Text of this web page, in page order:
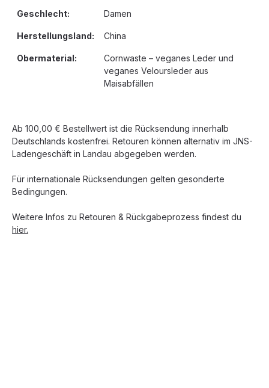
Geschlecht: Damen
Herstellungsland: China
Obermaterial:
Cornwaste – veganes Leder und
veganes Veloursleder aus
Maisabfällen
Ab 100,00 € Bestellwert ist die Rücksendung innerhalb
Deutschlands kostenfrei. Retouren können alternativ im JNS-
Ladengeschäft in Landau abgegeben werden.
Für internationale Rücksendungen gelten gesonderte
Bedingungen.
Weitere Infos zu Retouren & Rückgabeprozess findest du
hier.